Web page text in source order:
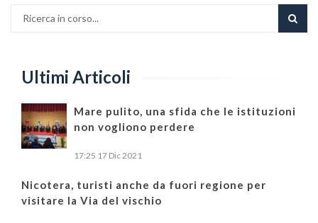
Ultimi Articoli
Mare pulito, una sfida che le istituzioni
non vogliono perdere
17:25 17 Dic 2021
Nicotera, turisti anche da fuori regione per
visitare la Via del vischio